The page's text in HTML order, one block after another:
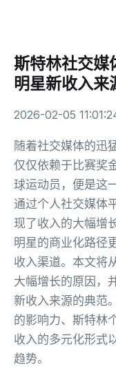
斯特林社交媒
明星新收入来
2026-02-05
随着社交媒体的迅
仅仅依赖于比赛奖
球运动员，便是这
通过个人社交媒体
现了收入的大幅增
明星的商业化路径
收入渠道。本文将
大幅增长的原因，
新收入来源的典范
的影响力、斯特林
收入的多元化形式
趋势。